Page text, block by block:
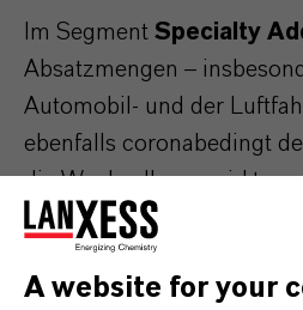
Im Segment Specialty
Absatzmengen –
Automobil- und der
ebenfalls coronabedingt
die Wechselkurse wirkten
Umsatz und Ergebnis
auch aufgrund von leicht
Verkaufspreisen mit 1,728
A website for your